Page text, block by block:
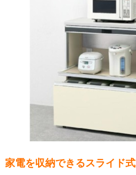
家電を収納できるスライド式